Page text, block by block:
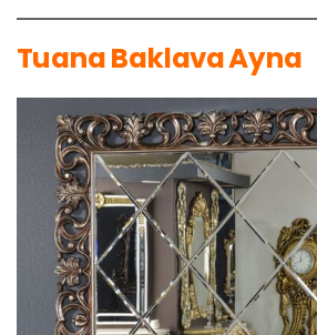
Tuana Baklava Ayna